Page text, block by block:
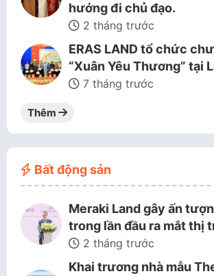
hướng đi chủ đạo.
2 tháng trước
ERAS LAND tổ chức
“Xuân Yêu Thương” tại
7 tháng trước
Thêm
Bất động sản
Meraki Land gây ấn
trong lần đầu ra mắt thị
2 tháng trước
Khai trương nhà mẫu